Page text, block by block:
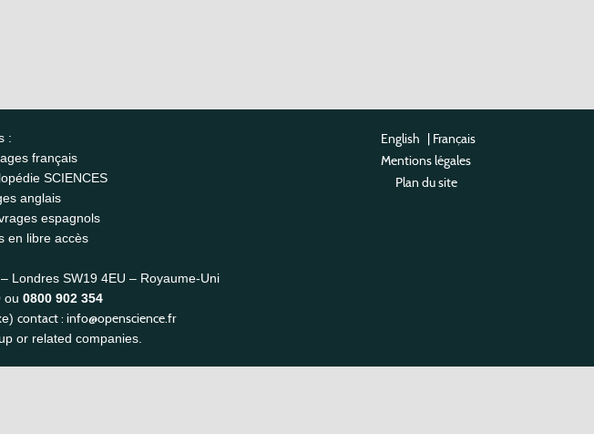
:
français
SCIENCES
anglais
espagnols
en libre accès
Londres SW19 4EU – Royaume-Uni
ou 0800 902 354
contact : info@openscience.fr
or related companies.
English | Français
Mentions légales
Plan du site